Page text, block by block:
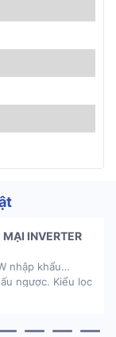
INVERTER
nhập khẩu
ngược. Kiểu lọc
Lõi